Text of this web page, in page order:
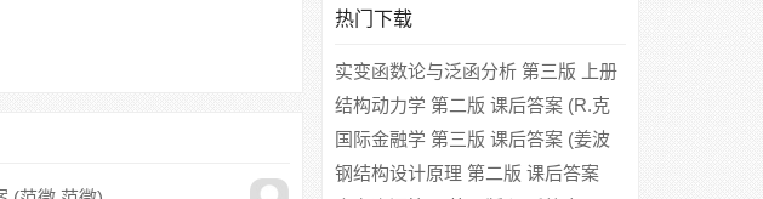
热门下载
实变函数论与泛函分析 第三版 上册
课后答案 (曹广福)
结构动力学 第二版 课后答案 (R.克
拉夫 王光远)
国际金融学 第三版 课后答案 (姜波
克)
钢结构设计原理 第二版 课后答案